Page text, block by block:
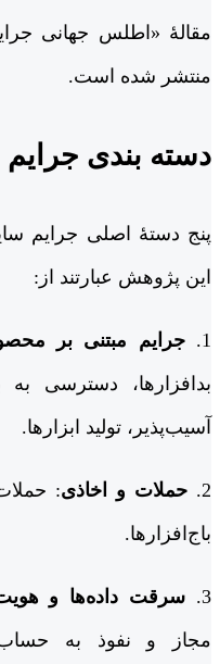
مقالۀ «اطلس جهانی
منتشر شده است.
دسته بندی
پنج دستۀ اصلی جرایم
این پژوهش عبارتند از:
1. جرایم مبتنی بر
بدافزارها، دسترسی
آسیب‌پذیر، تولید ابزارها.
2. حملات و اخاذی
باج‌افزارها.
3. سرقت داده‌ها و
مجاز و نفوذ به